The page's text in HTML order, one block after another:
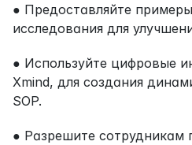
● Предоставляйте
исследования для
● Используйте цифровые
Xmind, для создания
SOP.
● Разрешите сотрудникам